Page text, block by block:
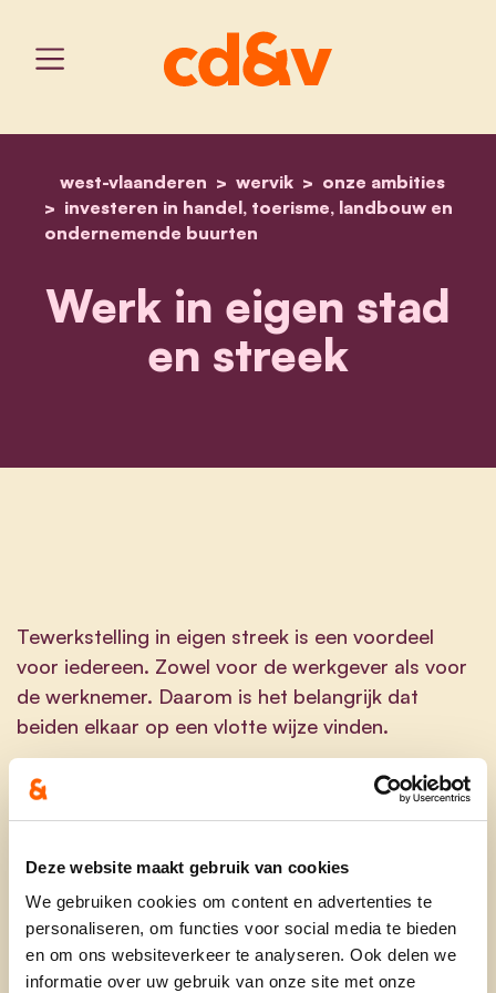
Deze website maakt gebruik van cookies
We gebruiken cookies om content en advertenties te
personaliseren, om functies voor social media te bieden
en om ons websiteverkeer te analyseren. Ook delen we
informatie over uw gebruik van onze site met onze
home
west-vlaanderen wervik
onze ambities
investeren in handel, toerisme, landbouw en
ondernemende buurten
werk in eigen stad en
Werk in eigen stad
en streek
Tewerkstelling in eigen streek is een voordeel
voor iedereen. Zowel voor de werkgever als voor
de werknemer. Daarom is het belangrijk dat
beiden elkaar op een vlotte wijze vinden.
Sinds oktober 2023 biedt de Stad een app “My
local job” gratis ter beschikking. Een
werkgevers en werkzoekenden zonder kosten of
verbintenis. Wij gaan dit verder promoten bij de
werkgevers en bij potentiële werkzoekenden, o.a.
via de scholen....